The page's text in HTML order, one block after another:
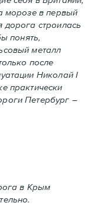
морозе в первый
дорога строилась
понять,
металл
после
Николай I
практически
Петербург –
в Крым